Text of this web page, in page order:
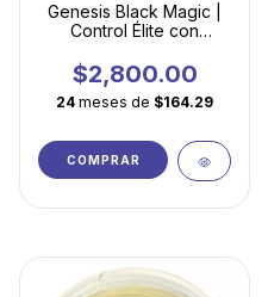
Genesis Black Magic |
Control Élite con
Copoliéster
$2,800.00
24 meses de $164.29
COMPRAR